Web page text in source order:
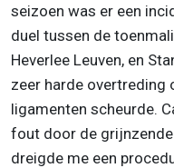
seizoen was er een
duel tussen de
Heverlee Leuven, en
zeer harde overtreding
ligamenten scheurde.
fout door de
dreigde me een